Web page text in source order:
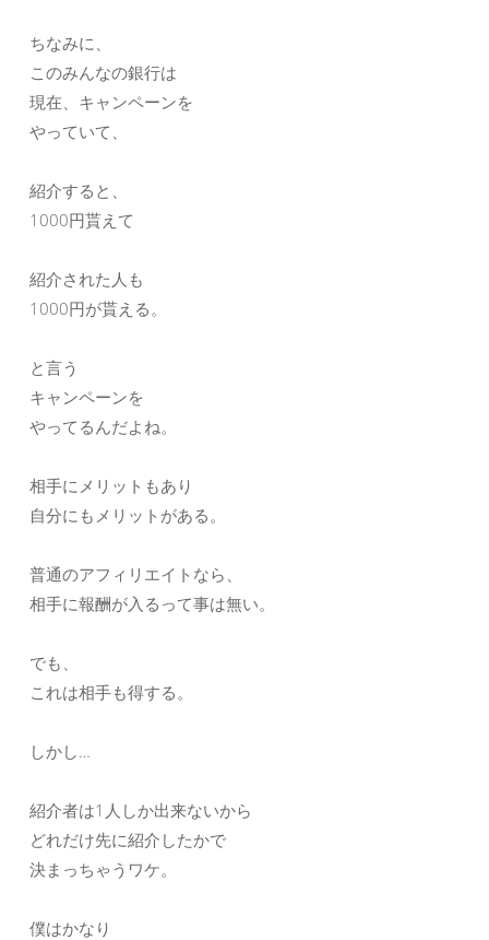
ちなみに、
このみんなの銀行は
現在、キャンペーンを
やっていて、
紹介すると、
1000円貰えて
紹介された人も
1000円が貰える。
と言う
キャンペーンを
やってるんだよね。
相手にメリットもあり
自分にもメリットがある。
普通のアフィリエイトなら、
相手に報酬が入るって事は無い。
でも、
これは相手も得する。
しかし…
紹介者は1人しか出来ないから
どれだけ先に紹介したかで
決まっちゃうワケ。
僕はかなり